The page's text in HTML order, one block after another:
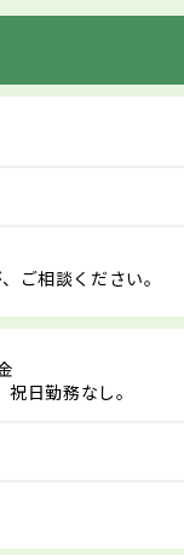
ご相談ください。
日勤務なし。